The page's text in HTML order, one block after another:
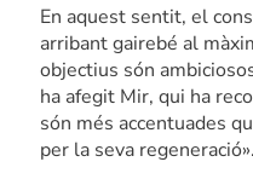
En aquest sentit, el
arribant gairebé al
objectius són
ha afegit Mir, qui ha
són més accentuades
per la seva regeneració».